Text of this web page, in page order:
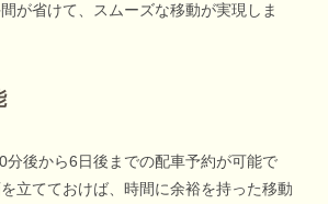
が省けて、スムーズな移動が実現しま
分後から6日後までの配車予約が可能で
立てておけば、時間に余裕を持った移動